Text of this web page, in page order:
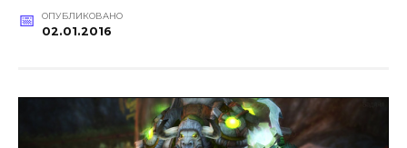
ОПУБЛИКОВАНО
02.01.2016